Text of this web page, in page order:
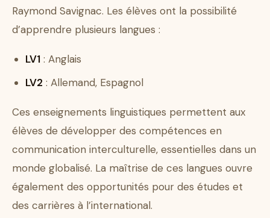
Raymond Savignac. Les élèves ont la possibilité
d’apprendre plusieurs langues :
LV1 : Anglais
LV2 : Allemand, Espagnol
Ces enseignements linguistiques permettent aux
élèves de développer des compétences en
communication interculturelle, essentielles dans un
monde globalisé. La maîtrise de ces langues ouvre
également des opportunités pour des études et
des carrières à l’international.